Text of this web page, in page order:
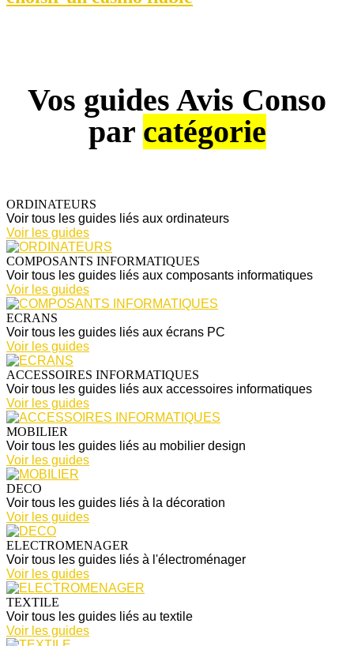
Vos guides Avis Conso
par catégorie
ORDINATEURS
Voir tous les guides liés aux ordinateurs
Voir les guides
COMPOSANTS INFORMATIQUES
Voir tous les guides liés aux composants informatiques
Voir les guides
ECRANS
Voir tous les guides liés aux écrans PC
Voir les guides
ACCESSOIRES INFORMATIQUES
Voir tous les guides liés aux accessoires informatiques
Voir les guides
MOBILIER
Voir tous les guides liés au mobilier design
Voir les guides
DECO
Voir tous les guides liés à la décoration
Voir les guides
ELECTROMENAGER
Voir tous les guides liés à l'électroménager
Voir les guides
TEXTILE
Voir tous les guides liés au textile
Voir les guides